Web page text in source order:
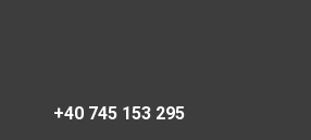
+40 745 153 295